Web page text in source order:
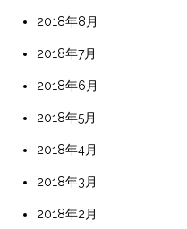
2018年8月
2018年7月
2018年6月
2018年5月
2018年4月
2018年3月
2018年2月